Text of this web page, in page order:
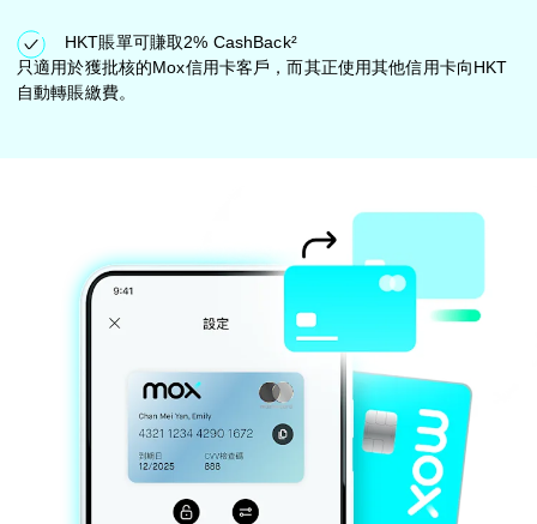
HKT賬單可賺取2% CashBack²
只適用於獲批核的Mox信用卡客戶，而其正使用其他信用卡向HKT
自動轉賬繳費。